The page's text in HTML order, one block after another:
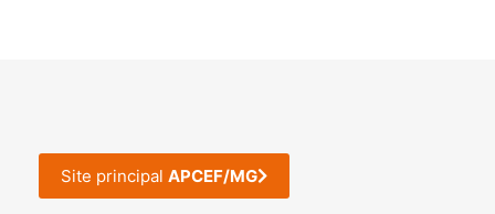
Site principal APCEF/MG